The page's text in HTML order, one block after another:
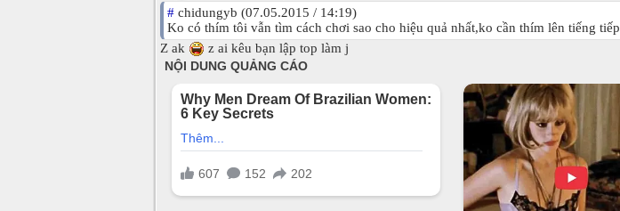
# chidungyb (07.05.2015 / 14:19)
Ko có thím tôi vẫn tìm cách chơi sao cho hiệu quả nhất,ko cần thím lên tiếng tiếp
Z ak
z ai kêu bạn lập top làm j